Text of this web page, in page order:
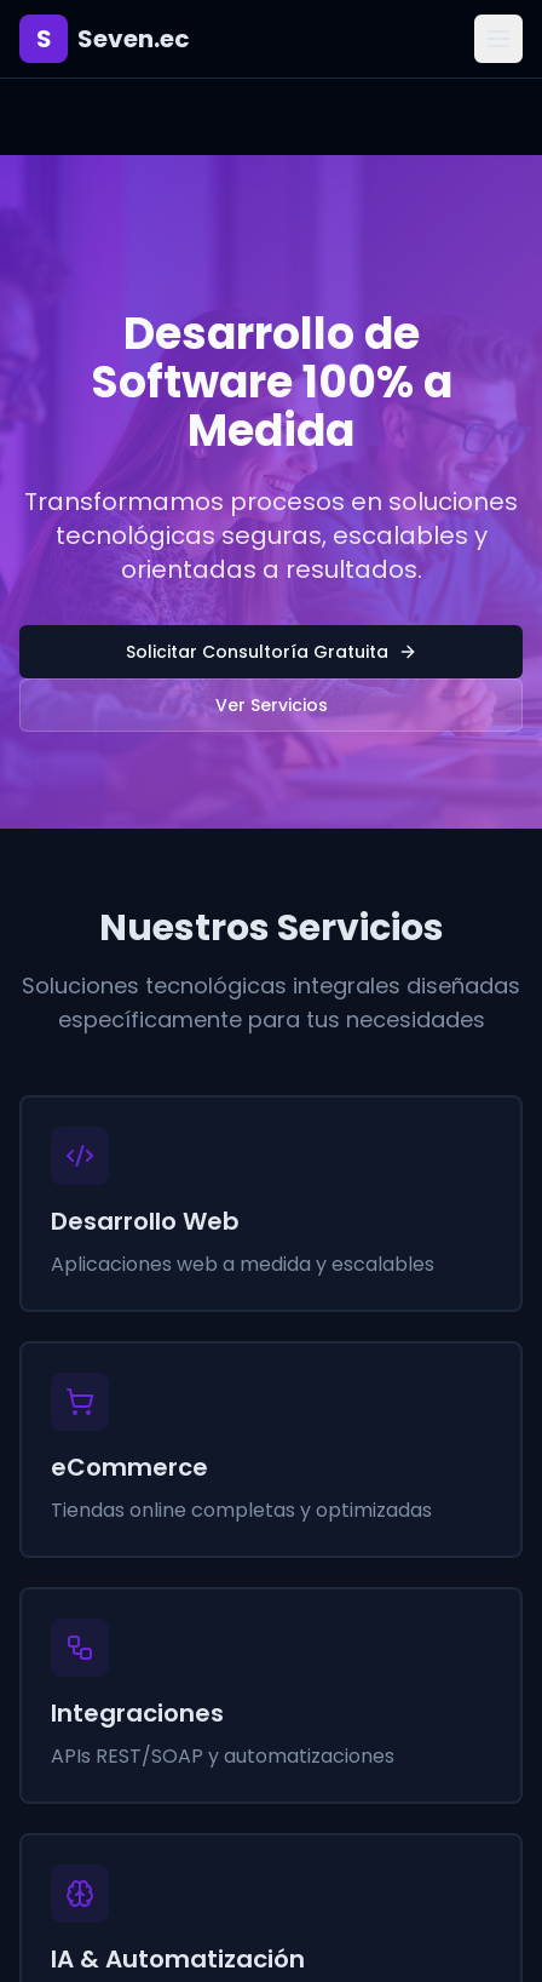
S Seven.ec
Desarrollo de
Software 100% a
Medida
Transformamos procesos en soluciones
tecnológicas seguras, escalables y
orientadas a resultados.
Solicitar Consultoría Gratuita
Ver Servicios
Nuestros Servicios
Soluciones tecnológicas integrales diseñadas
específicamente para tus necesidades
Desarrollo Web
Aplicaciones web a medida y escalables
eCommerce
Tiendas online completas y optimizadas
Integraciones
APIs REST/SOAP y automatizaciones
IA & Automatización